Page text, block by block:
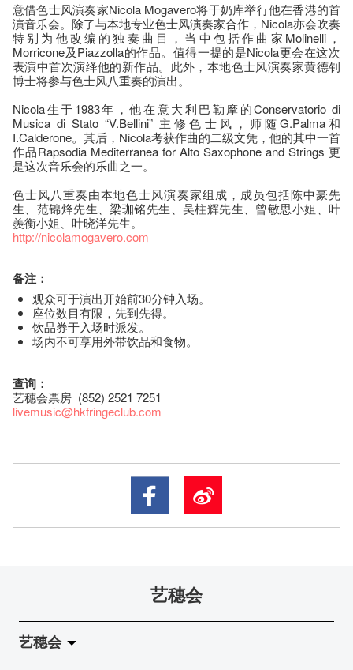
意借色士风演奏家Nicola Mogavero将于奶库举行他在香港的首
演音乐会。除了与本地专业色士风演奏家合作，Nicola亦会吹奏
特别为他改编的独奏曲目，当中包括作曲家Molinelli，
Morricone及Piazzolla的作品。值得一提的是Nicola更会在这次
表演中首次演绎他的新作品。此外，本地色士风演奏家黄德钊
博士将参与色士风八重奏的演出。
Nicola生于1983年，他在意大利巴勒摩的Conservatorio di
Musica di Stato “V.Bellini” 主修色士风，师随G.Palma和
I.Calderone。其后，Nicola考获作曲的二级文凭，他的其中一首
作品Rapsodia Mediterranea for Alto Saxophone and Strings 更
是这次音乐会的乐曲之一。
色士风八重奏由本地色士风演奏家组成，成员包括陈中豪先
生、范锦烽先生、梁珈铭先生、吴柱辉先生、曾敏思小姐、叶
羨衡小姐、叶晓洋先生。
http://nicolamogavero.com
备注：
观众可于演出开始前30分钟入场。
座​位​数目​有​限​，先到先得。
饮品券于入场时派发。
场内不可享用外带饮品和食物。
查询：
艺穗会票房 (852) 2521 7251
livemusic@hkfringeclub.com
艺穗会
艺穗会